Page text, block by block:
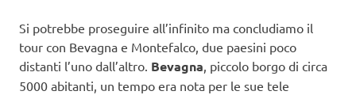
Si potrebbe proseguire all’infinito ma concludiamo il
tour con Bevagna e Montefalco, due paesini poco
distanti l’uno dall’altro. Bevagna, piccolo borgo di circa
5000 abitanti, un tempo era nota per le sue tele